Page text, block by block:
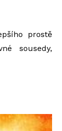
prostě
sousedy,